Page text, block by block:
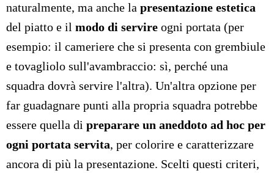
naturalmente, ma anche la presentazione estetica
del piatto e il modo di servire ogni portata (per
esempio: il cameriere che si presenta con grembiule
e tovagliolo sull'avambraccio: sì, perché una
squadra dovrà servire l'altra). Un'altra opzione per
far guadagnare punti alla propria squadra potrebbe
essere quella di preparare un aneddoto ad hoc per
ogni portata servita, per colorire e caratterizzare
ancora di più la presentazione. Scelti questi criteri,